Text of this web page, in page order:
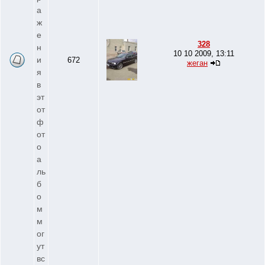
а
ж
е
н
и
я
в
эт
от
ф
от
о
а
ль
б
о
м
м
ог
ут
вс
672
328
10 10 2009, 13:11
жеган